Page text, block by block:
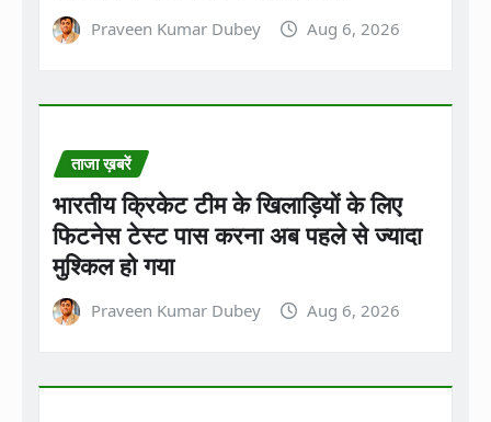
Praveen Kumar Dubey Aug 6, 2026
ताजा ख़बरें
भारतीय क्रिकेट टीम के खिलाड़ियों के लिए
फिटनेस टेस्ट पास करना अब पहले से ज्यादा
मुश्किल हो गया
Praveen Kumar Dubey Aug 6, 2026